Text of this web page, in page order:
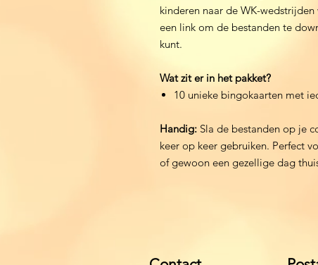
kinderen naar de WK-
een link om de bestanden te
kunt.
Wat zit er in het pakket?
10 unieke bingokaarten met
Handig: Sla de bestanden op je
keer op keer gebruiken. Perfect
of gewoon een gezellige dag